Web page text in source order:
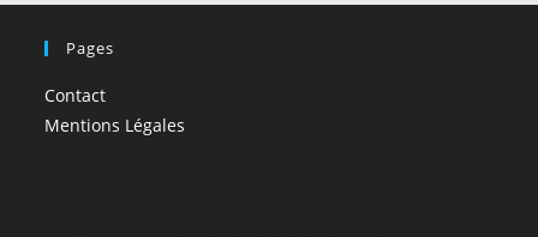
Pages
Contact
Mentions Légales